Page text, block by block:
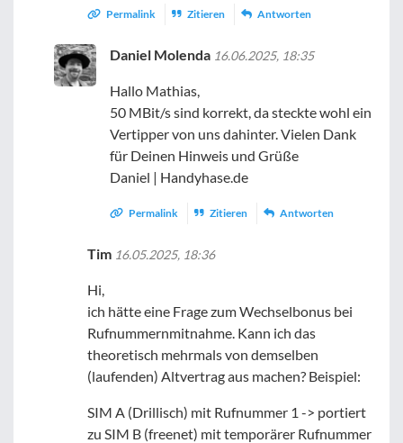
Permalink Zitieren Antworten
Daniel Molenda 16.06.2025, 18:35
Hallo Mathias,
50 MBit/s sind korrekt, da steckte wohl ein
Vertipper von uns dahinter. Vielen Dank
für Deinen Hinweis und Grüße
Daniel | Handyhase.de
Permalink Zitieren Antworten
Tim 16.05.2025, 18:36
Hi,
ich hätte eine Frage zum Wechselbonus bei
Rufnummernmitnahme. Kann ich das
theoretisch mehrmals von demselben
(laufenden) Altvertrag aus machen? Beispiel:
SIM A (Drillisch) mit Rufnummer 1 -> portiert
zu SIM B (freenet) mit temporärer Rufnummer